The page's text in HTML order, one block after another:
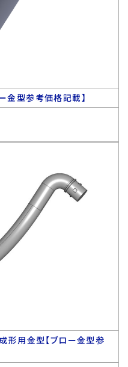
金型参考価格記載】
形用金型【ブロー金型参